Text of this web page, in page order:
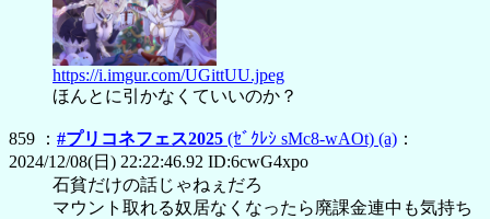
https://i.imgur.com/UGittUU.jpeg
ほんとに引かなくていいのか？
859 ： #プリコネフェス2025 (ｾﾞｸﾚｼ sMc8-wAOt) (a) ：
2024/12/08(日) 22:22:46.92 ID:6cwG4xpo
石貧だけの話じゃねぇだろ
マウント取れる奴居なくなったら廃課金連中も気持ち